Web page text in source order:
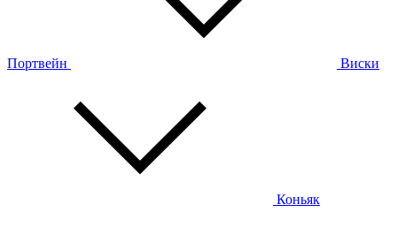
Портвейн Виски
Коньяк